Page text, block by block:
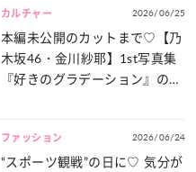
カルチャー 2026/06/25
本編未公開のカットまで♡【乃
木坂46・金川紗耶】1st写真集
『好きのグラデーション』の魅
ファッション 2026/06/24
“スポーツ観戦”の日に♡ 気分が